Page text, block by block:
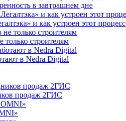
в завтрашнем дне
и как устроен этот процесс
строителям
в Nedra Digital
продаж 2ГИС